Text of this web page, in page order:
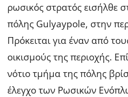
ρωσικός στρατός εισήλθε
πόλης Gulyaypole, στην
Πρόκειται για έναν από
οικισμούς της περιοχής.
νότιο τμήμα της πόλης
έλεγχο των Ρωσικών